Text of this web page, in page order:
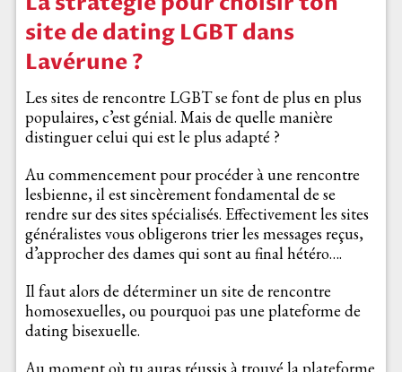
site de dating LGBT dans
Lavérune ?
Les sites de rencontre LGBT se font de plus en plus
populaires, c’est génial. Mais de quelle manière
distinguer celui qui est le plus adapté ?
Au commencement pour procéder à une rencontre
lesbienne, il est sincèrement fondamental de se
rendre sur des sites spécialisés. Effectivement les sites
généralistes vous obligerons trier les messages reçus,
d’approcher des dames qui sont au final hétéro….
Il faut alors de déterminer un site de rencontre
homosexuelles, ou pourquoi pas une plateforme de
dating bisexuelle.